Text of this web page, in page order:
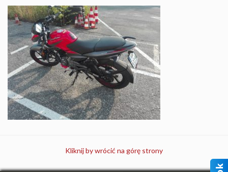
Kliknij by wrócić na górę strony